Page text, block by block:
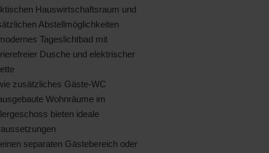
Hauswirtschaftsraum und
Abstellmöglichkeiten
Tageslichtbad mit
Dusche und elektrischer
zusätzliches Gäste-WC
Wohnräume im
bieten ideale
separaten Gästebereich oder